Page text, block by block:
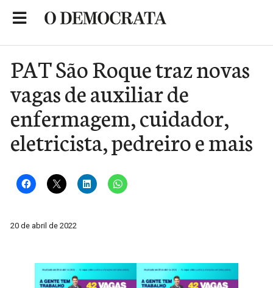
PAT São Roque traz novas
vagas de auxiliar de
enfermagem, cuidador,
eletricista, pedreiro e mais
20 de abril de 2022